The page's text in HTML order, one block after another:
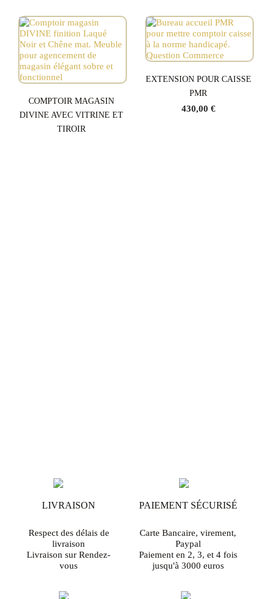
COMPTOIR MAGASIN
DIVINE AVEC VITRINE ET
TIROIR
EXTENSION POUR CAISSE
PMR
430,00 €
LIVRAISON
Respect des délais de
livraison
Livraison sur Rendez-
vous
PAIEMENT SÉCURISÉ
Carte Bancaire, virement,
Paypal
Paiement en 2, 3, et 4 fois
jusqu'à 3000 euros